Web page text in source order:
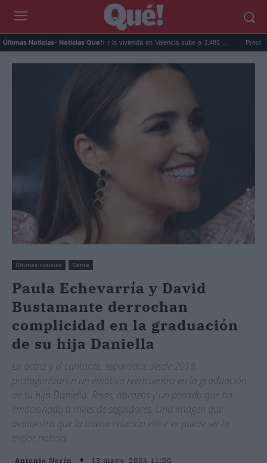
Últimas Noticias- Noticias Que!:
que a... El precio de la vivienda en Valencia sube a 3.485 ... Precio de la
Últimas noticias Gente
Paula Echevarría y David
Bustamante derrochan
complicidad en la graduación
de su hija Daniella
La actriz y el cantante, separados desde 2018,
protagonizaron un emotivo reencuentro en la graduación
de su hija Daniella. Risas, abrazos y un posado que ha
emocionado a miles de seguidores. Una imagen que
demuestra que la buena relación entre ex puede ser la
mejor noticia.
Antonio Nerín 13 mayo, 2026 11:00